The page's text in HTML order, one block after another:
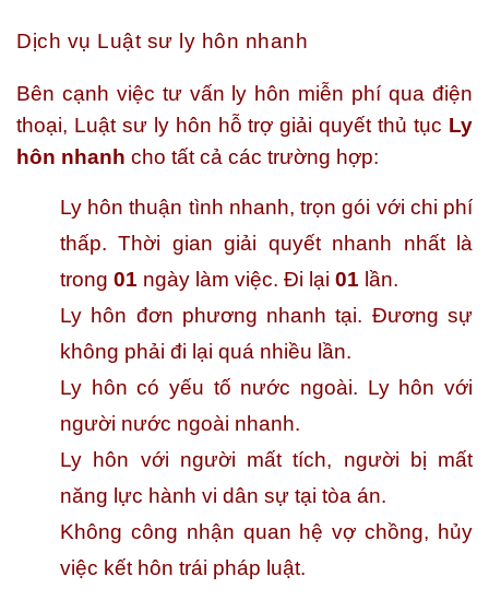
Dịch vụ Luật sư ly hôn nhanh
Bên cạnh việc tư vấn ly hôn miễn phí qua điện
thoại, Luật sư ly hôn hỗ trợ giải quyết thủ tục Ly
hôn nhanh cho tất cả các trường hợp:
Ly hôn thuận tình nhanh, trọn gói với chi phí
thấp. Thời gian giải quyết nhanh nhất là
trong 01 ngày làm việc. Đi lại 01 lần.
Ly hôn đơn phương nhanh tại. Đương sự
không phải đi lại quá nhiều lần.
Ly hôn có yếu tố nước ngoài. Ly hôn với
người nước ngoài nhanh.
Ly hôn với người mất tích, người bị mất
năng lực hành vi dân sự tại tòa án.
Không công nhận quan hệ vợ chồng, hủy
việc kết hôn trái pháp luật.